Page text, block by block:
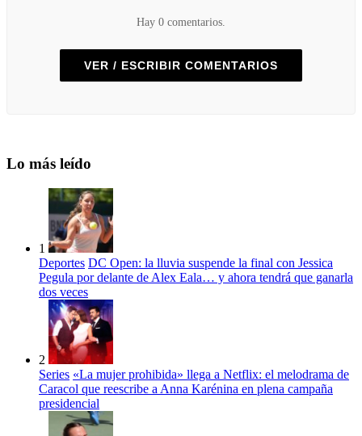
Hay 0 comentarios.
VER / ESCRIBIR COMENTARIOS
Lo más leído
1
Deportes DC Open: la lluvia suspende la final con Jessica
Pegula por delante de Alex Eala… y ahora tendrá que ganarla
dos veces
2
Series «La mujer prohibida» llega a Netflix: el melodrama de
Caracol que reescribe a Anna Karénina en plena campaña
presidencial